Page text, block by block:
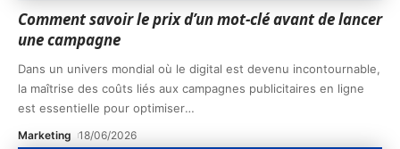
Comment savoir le prix d’un mot-clé avant de lancer
une campagne
Dans un univers mondial où le digital est devenu incontournable,
la maîtrise des coûts liés aux campagnes publicitaires en ligne
est essentielle pour optimiser…
Marketing 18/06/2026